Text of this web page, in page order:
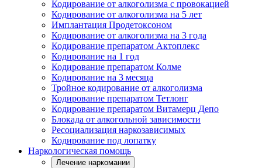
Кодирование от алкоголизма с провокацией
Кодирование от алкоголизма на 5 лет
Имплантация Продетоксоном
Кодирование от алкоголизма на 3 года
Кодирование препаратом Актоплекс
Кодирование на 1 год
Кодирование препаратом Колме
Кодирование на 3 месяца
Тройное кодирование от алкоголизма
Кодирование препаратом Тетлонг
Кодирование препаратом Витамерц Депо
Блокада от алкогольной зависимости
Ресоциализация наркозависимых
Кодирование под лопатку
Наркологическая помощь
Лечение наркомании